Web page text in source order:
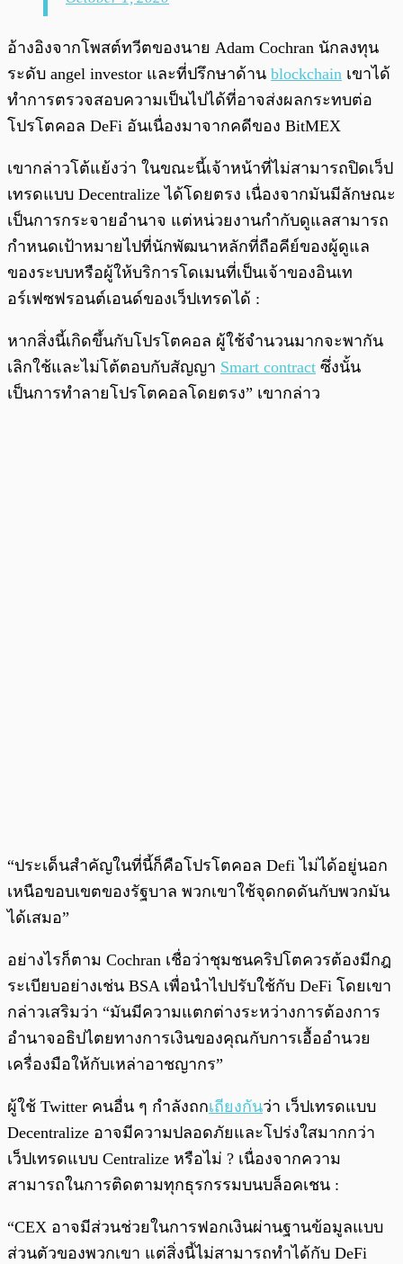
อ้างอิงจากโพสต์ทวีตของนาย Adam Cochran นักลงทุน
ระดับ angel investor และที่ปรึกษาด้าน blockchain เขาได้
ทำการตรวจสอบความเป็นไปได้ที่อาจส่งผลกระทบต่อ
โปรโตคอล DeFi อันเนื่องมาจากคดีของ BitMEX
เขากล่าวโต้แย้งว่า ในขณะนี้เจ้าหน้าที่ไม่สามารถปิดเว็ป
เทรดแบบ Decentralize ได้โดยตรง เนื่องจากมันมีลักษณะ
เป็นการกระจายอำนาจ แต่หน่วยงานกำกับดูแลสามารถ
กำหนดเป้าหมายไปที่นักพัฒนาหลักที่ถือคีย์ของผู้ดูแล
ของระบบหรือผู้ให้บริการโดเมนที่เป็นเจ้าของอินเท
อร์เฟซฟรอนต์เอนด์ของเว็ปเทรดได้ :
หากสิ่งนี้เกิดขึ้นกับโปรโตคอล ผู้ใช้จำนวนมากจะพากัน
เลิกใช้และไม่โต้ตอบกับสัญญา Smart contract ซึ่งนั้น
เป็นการทำลายโปรโตคอลโดยตรง” เขากล่าว
“ประเด็นสำคัญในที่นี้ก็คือโปรโตคอล Defi ไม่ได้อยู่นอก
เหนือขอบเขตของรัฐบาล พวกเขาใช้จุดกดดันกับพวกมัน
ได้เสมอ”
อย่างไรก็ตาม Cochran เชื่อว่าชุมชนคริปโตควรต้องมีกฎ
ระเบียบอย่างเช่น BSA เพื่อนำไปปรับใช้กับ DeFi โดยเขา
กล่าวเสริมว่า “มันมีความแตกต่างระหว่างการต้องการ
อำนาจอธิปไตยทางการเงินของคุณกับการเอื้ออำนวย
เครื่องมือให้กับเหล่าอาชญากร”
ผู้ใช้ Twitter คนอื่น ๆ กำลังถกเถียงกันว่า เว็ปเทรดแบบ
Decentralize อาจมีความปลอดภัยและโปร่งใสมากกว่า
เว็ปเทรดแบบ Centralize หรือไม่ ? เนื่องจากความ
สามารถในการติดตามทุกธุรกรรมบนบล็อคเชน :
“CEX อาจมีส่วนช่วยในการฟอกเงินผ่านฐานข้อมูลแบบ
ส่วนตัวของพวกเขา แต่สิ่งนี้ไม่สามารถทำได้กับ DeFi